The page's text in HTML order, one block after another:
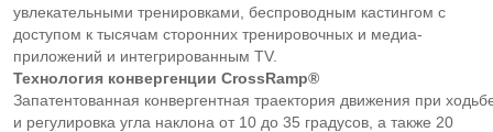
увлекательными тренировками, беспроводным кастингом с
доступом к тысячам сторонних тренировочных и медиа-
приложений и интегрированным TV.
Технология конвергенции CrossRamp®
Запатентованная конвергентная траектория движения при
и регулировка угла наклона от 10 до 35 градусов, а также 20